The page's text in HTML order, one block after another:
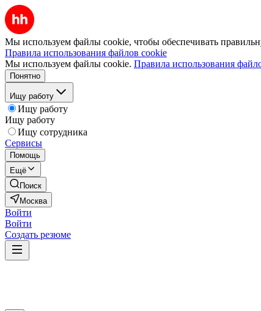
Мы используем файлы cookie, чтобы обеспечивать
Правила использования файлов cookie
Мы используем файлы cookie. Правила использования
Понятно
Ищу работу
Ищу работу
Ищу работу
Ищу сотрудника
Сервисы
Помощь
Ещё
Поиск
Москва
Войти
Войти
Создать резюме